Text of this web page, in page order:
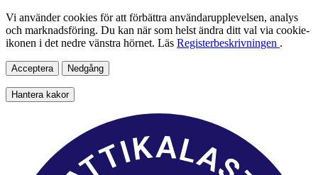
Vi använder cookies för att förbättra användarupplevelsen, analys
och marknadsföring. Du kan när som helst ändra ditt val via cookie-
ikonen i det nedre vänstra hörnet. Läs Registerbeskrivningen .
Acceptera Nedgång
Hantera kakor